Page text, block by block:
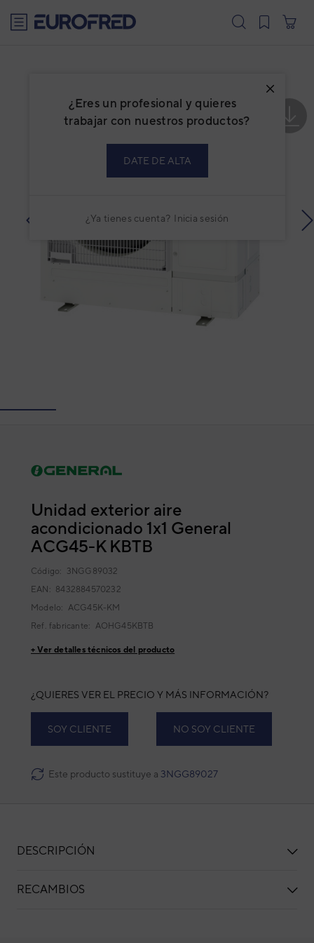
¿Eres un profesional y quieres
trabajar con nuestros productos?
DATE DE ALTA
¿Ya tienes cuenta? Inicia sesión
Unidad exterior aire
acondicionado 1x1 General
ACG45-K KBTB
Código: 3NGG89032
EAN: 8432884570232
Modelo: ACG45K-KM
Ref. fabricante: AOHG45KBTB
+ Ver detalles técnicos del producto
¿QUIERES VER EL PRECIO Y MÁS INFORMACIÓN?
SOY CLIENTE NO SOY CLIENTE
Este producto sustituye a 3NGG89027
DESCRIPCIÓN
RECAMBIOS